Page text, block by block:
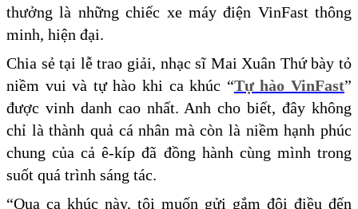
thưởng là những chiếc xe máy điện VinFast thông
minh, hiện đại.
Chia sẻ tại lễ trao giải, nhạc sĩ Mai Xuân Thứ bày tỏ
niềm vui và tự hào khi ca khúc “Tự hào VinFast”
được vinh danh cao nhất. Anh cho biết, đây không
chỉ là thành quả cá nhân mà còn là niềm hạnh phúc
chung của cả ê-kíp đã đồng hành cùng mình trong
suốt quá trình sáng tác.
“Qua ca khúc này, tôi muốn gửi gắm đôi điều đến